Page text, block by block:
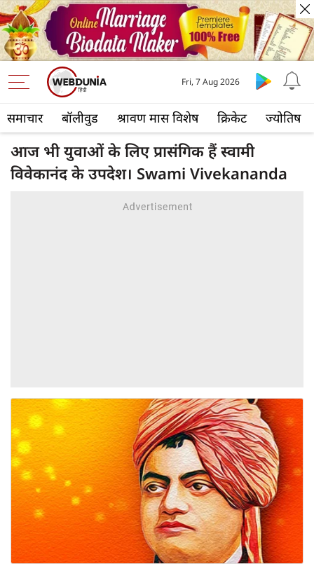
समाचार बॉलीवुड श्रावण मास विशेष क्रिकेट ज्योतिष
Fri, 7 Aug 2026
आज भी युवाओं के लिए प्रासंगिक हैं स्वामी
विवेकानंद के उपदेश। Swami Vivekananda